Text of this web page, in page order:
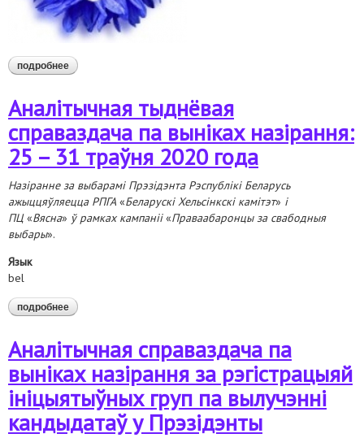
подробнее о праваабарончая супольнасць беларусі патрабуе спыніць
ціск і запалохванне людзей у сувязі з іх удзелам у
Аналітычная тыднёвая
справаздача па выніках назірання:
25 – 31 траўня 2020 года
Назіранне за выбарамі Прэзідэнта Рэспублікі Беларусь
ажыццяўляецца РПГА «Беларускі Хельсінкскі камітэт» і
ПЦ«Вясна» ў рамках кампаніі«Праваабаронцы за свабодныя
выбары».
Язык
bel
подробнее о аналітычная тыднёвая справаздача па выніках назірання:
25 – 31 траўня 2020 года
Аналітычная справаздача па
выніках назірання за рэгістрацыяй
ініцыятыўных груп па вылучэнні
кандыдатаў у Прэзідэнты